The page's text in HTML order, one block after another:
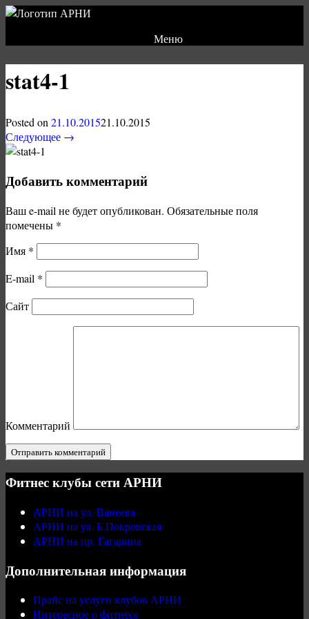
Меню
stat4-1
Posted on 21.10.201521.10.2015
Следующее →
Добавить комментарий
Ваш e-mail не будет опубликован. Обязательные поля
помечены *
Имя *
E-mail *
Сайт
Комментарий
Фитнес клубы сети АРНИ
АРНИ на ул. Ванеева
АРНИ на ул. Б.Покровская
АРНИ на пр. Гагарина
Дополнительная информация
Прайс на услуги клубов АРНИ
Интересное о фитнесе